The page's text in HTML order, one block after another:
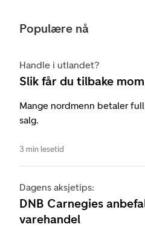
Populære nå
Handle i utlandet?
Slik får du tilbake
Mange nordmenn betaler
salg.
3 min lesetid
Dagens aksjetips:
DNB Carnegies
varehandel